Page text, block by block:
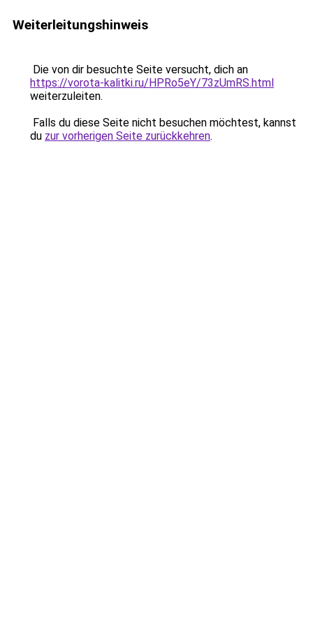
Weiterleitungshinweis
Die von dir besuchte Seite versucht, dich an
https://vorota-kalitki.ru/HPRo5eY/73zUmRS.html
weiterzuleiten.
Falls du diese Seite nicht besuchen möchtest, kannst
du zur vorherigen Seite zurückkehren.